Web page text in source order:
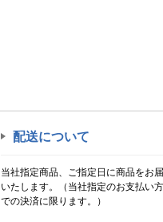
配送について
当社指定商品、ご指定日に商品をお
いたします。（当社指定のお支払い
での決済に限ります。）